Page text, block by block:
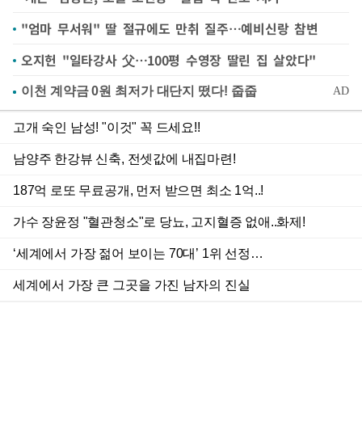
"엄마 무서워" 딸 절규에도 만취 질주…예비신랑 참변
오지헌 "일타강사 父…100평 수영장 딸린 집 살았다"